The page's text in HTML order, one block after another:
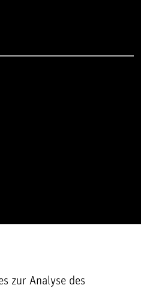
zur Analyse des